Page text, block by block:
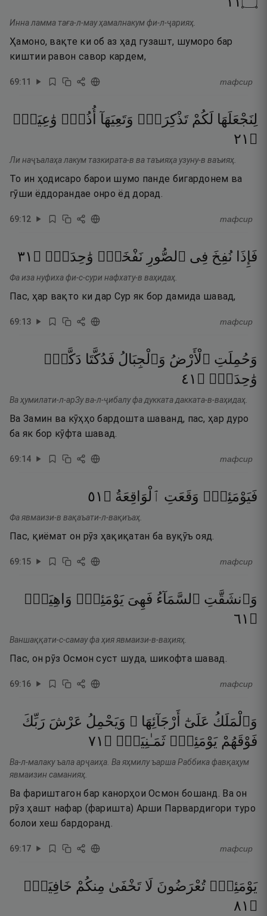
Инна ламма таға-л-мау ҳамалнакум фи-л-ҷарияҳ.
Ҳамоно, вақте ки об аз ҳад гузашт, шуморо бар
киштии равон савор кардем,
69:11 тафсир
لِنَجْعَلَهَا لَكُمْ تَذْكِرَةًۭ وَتَعِيَهَآ أُذُنٌۭ وَٰعِيَةٌۭ
۝ ١٢
Ли наҷъалаҳа лакум тазкирата-в ва таъияҳа узуну-в ваъияҳ.
То ин ҳодисаро барои шумо панде бигардонем ва
гӯши ёддорандае онро ёд дорад.
69:12 тафсир
فَإِذَا نُفِخَ فِى ٱلصُّورِ نَفْخَةٌۭ وَٰحِدَةٌۭ ۝ ١٣
Фа иза нуфиха фи-с-сури нафхату-в ваҳидаҳ.
Пас, ҳар вақто ки дар Сур як бор дамида шавад,
69:13 тафсир
وَحُمِلَتِ ٱلْأَرْضُ وَٱلْجِبَالُ فَدُكَّتَا دَكَّةًۭ
وَٰحِدَةًۭ ۝ ١٤
Ва ҳумилати-л-арЗу ва-л-ҷибалу фа дукката дакката-в-ваҳидаҳ.
Ва Замин ва кӯҳҳо бардошта шаванд, пас, ҳар дуро
ба як бор кӯфта шавад.
69:14 тафсир
فَيَوْمَئِذٍۢ وَقَعَتِ ٱلْوَاقِعَةُ ۝ ١٥
Фа явмаизи-в вақаъати-л-вақиъаҳ.
Пас, қиёмат он рӯз ҳақиқатан ба вуқӯъ ояд.
69:15 тафсир
وَٱنشَقَّتِ ٱلسَّمَآءُ فَهِىَ يَوْمَئِذٍۢ وَاهِيَةٌۭ
۝ ١٦
Ваншаққати-с-самау фа ҳия явмаизи-в-ваҳияҳ.
Пас, он рӯз Осмон суст шуда, шикофта шавад.
69:16 тафсир
وَٱلْمَلَكُ عَلَىٰٓ أَرْجَآئِهَا ۚ وَيَحْمِلُ عَرْشَ رَبِّكَ
فَوْقَهُمْ يَوْمَئِذٍۢ ثَمَـٰنِيَةٌۭ ۝ ١٧
Ва-л-малаку ъала арҷаиҳа. Ва яҳмилу ъарша Раббика фавқаҳум
явмаизин саманияҳ.
Ва фариштагон бар канорҳои Осмон бошанд. Ва он
рӯз ҳашт нафар (фаришта) Арши Парвардигори туро
болои хеш бардоранд.
69:17 тафсир
يَوْمَئِذٍۢ تُعْرَضُونَ لَا تَخْفَىٰ مِنكُمْ خَافِيَةٌۭ
۝ ١٨